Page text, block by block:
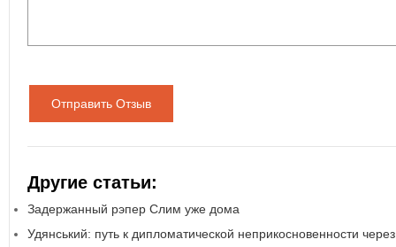
Отправить Отзыв
Другие статьи:
Задержанный рэпер Слим уже дома
Удянський: путь к дипломатической неприкосновенности